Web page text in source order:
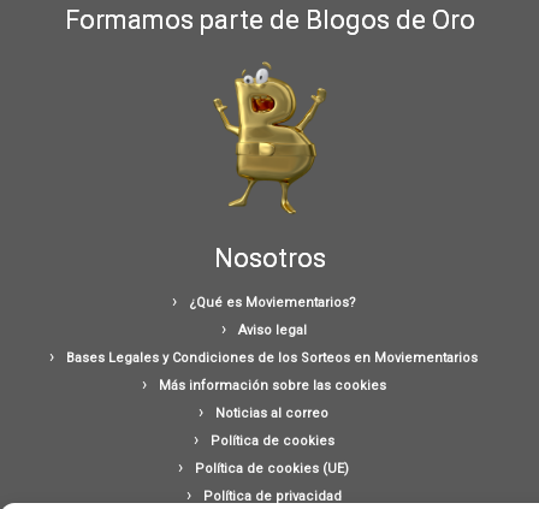
Formamos parte de Blogos de Oro
Nosotros
¿Qué es Moviementarios?
Aviso legal
Bases Legales y Condiciones de los Sorteos en Moviementarios
Más información sobre las cookies
Noticias al correo
Política de cookies
Política de cookies (UE)
Política de privacidad